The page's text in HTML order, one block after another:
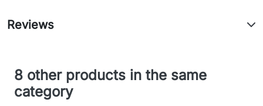
Reviews
8 other products in the same
category